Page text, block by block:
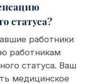
статуса?
работники
работникам
статуса. Ваш
медицинское